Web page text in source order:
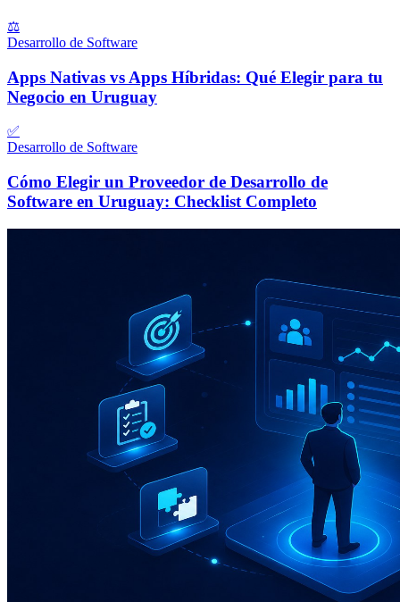
⚖️
Desarrollo de Software
Apps Nativas vs Apps Híbridas: Qué Elegir para tu
Negocio en Uruguay
✅
Desarrollo de Software
Cómo Elegir un Proveedor de Desarrollo de
Software en Uruguay: Checklist Completo